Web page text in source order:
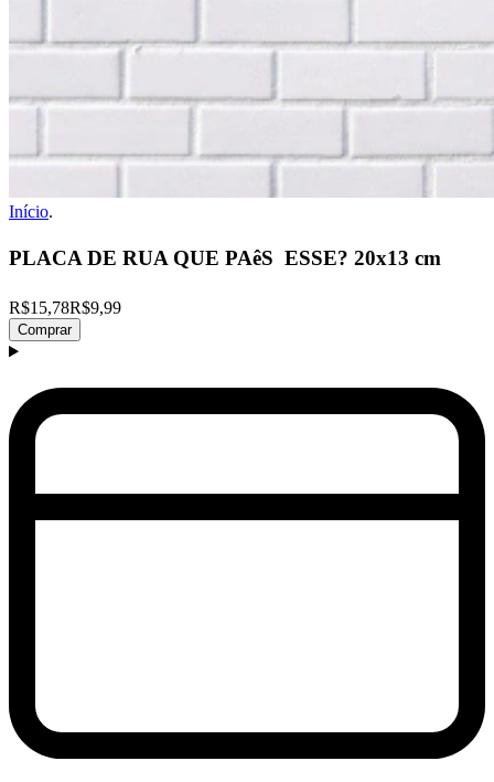
Início.
PLACA DE RUA QUE PAêS  ESSE? 20x13 cm
R$15,78R$9,99
Comprar